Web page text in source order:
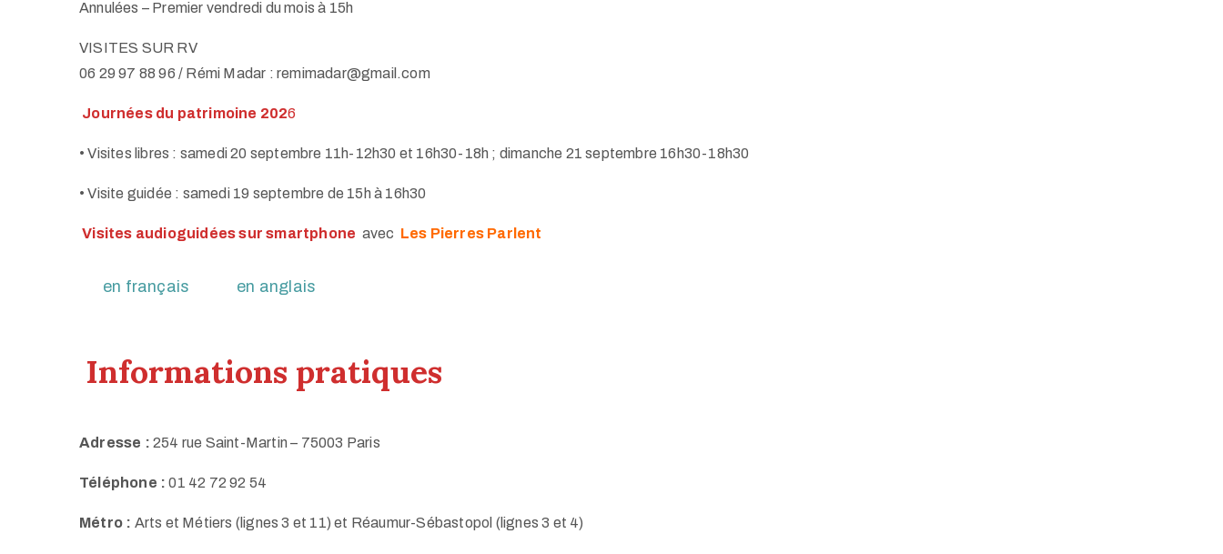
Annulées – Premier vendredi du mois à 15h
VISITES SUR RV
06 29 97 88 96 / Rémi Madar : remimadar@gmail.com
Journées du patrimoine 2026
• Visites libres : samedi 20 septembre 11h-12h30 et 16h30-18h ; dimanche 21 septembre 16h30-18h30
• Visite guidée : samedi 19 septembre de 15h à 16h30
Visites audioguidées sur smartphone avec Les Pierres Parlent
en français en anglais
Informations pratiques
Adresse : 254 rue Saint-Martin – 75003 Paris
Téléphone :01 42 72 92 54
Métro : Arts et Métiers (lignes 3 et 11) et Réaumur-Sébastopol (lignes 3 et 4)